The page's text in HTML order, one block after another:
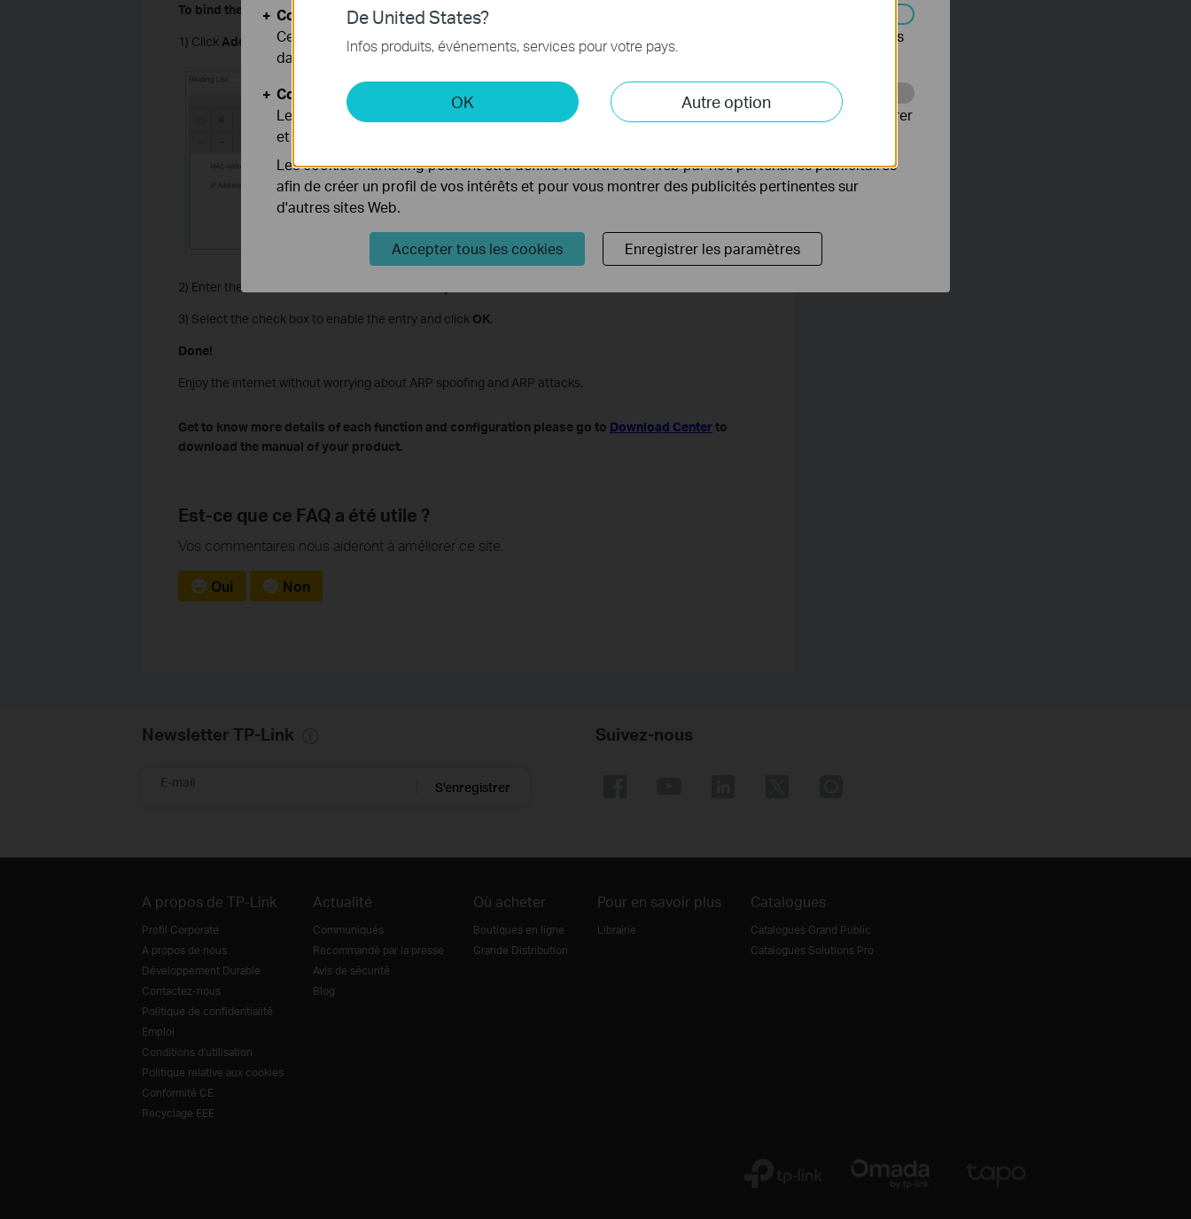
To bind the unconnected device
1) Click Add
2) Enter the
3) Select the check box to enable the entry and click OK.
Done!
Enjoy the internet without worrying about ARP spoofing and ARP attacks.
Get to know more details of each function and configuration please go to Download Center to
download the manual of your product.
Est-ce que ce FAQ a été utile ?
Vos commentaires nous aideront à améliorer ce site.
Oui Non
Newsletter TP-Link
E-mail S'enregistrer
Suivez-nous
A propos de TP-Link
Profil Corporate
A propos de nous
Développement Durable
Contactez-nous
Politique de confidentialité
Emploi
Conditions d'utilisation
Politique relative aux cookies
Conformité CE
Recyclage EEE
Actualité
Communiqués
Recommandé par la presse
Avis de sécurité
Blog
Où acheter
Boutiques en ligne
Grande Distribution
Pour en savoir plus
Librairie
Catalogues
Catalogues Grand Public
Catalogues Solutions Pro
De United States?
Infos produits, événements, services pour votre pays.
OK Autre option
Cookies basiques
Ces cookies sont nécessaires au fonctionnement du site Web et ne peuvent pas être désactivés
dans vos systèmes.
Cookies d'analyse et marketing
Les cookies d'analyse nous permettent d'analyser vos activités sur notre site Web pour améliorer
et ajuster les fonctionnalités de notre site Web.
Les cookies marketing peuvent être définis via notre site Web par nos partenaires publicitaires
afin de créer un profil de vos intérêts et pour vous montrer des publicités pertinentes sur
d'autres sites Web.
Accepter tous les cookies Enregistrer les paramètres